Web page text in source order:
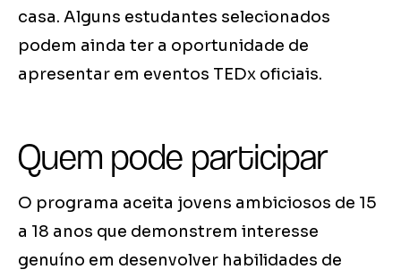
casa. Alguns estudantes selecionados
podem ainda ter a oportunidade de
apresentar em eventos TEDx oficiais.
Quem pode participar
O programa aceita jovens ambiciosos de 15
a 18 anos que demonstrem interesse
genuíno em desenvolver habilidades de